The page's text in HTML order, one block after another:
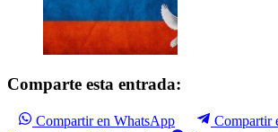
Comparte esta entrada:
Compartir en WhatsApp
Compartir